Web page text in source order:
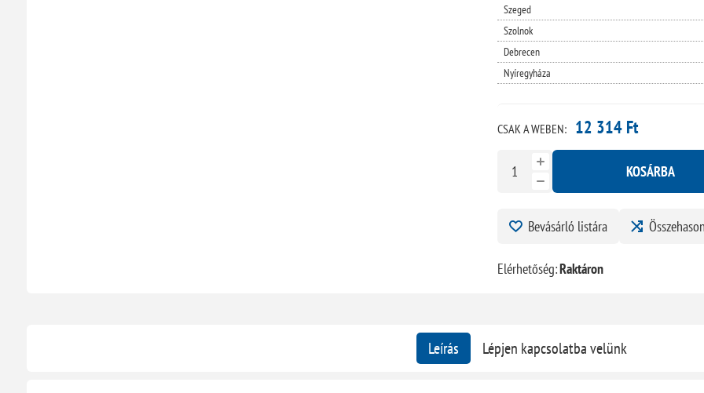
Szeged
Szolnok
Debrecen
Nyíregyháza
CSAK A WEBEN: 12 314 Ft
KOSÁRBA
Bevásárló listára
Elérhetőség:Raktáron
Leírás Lépjen kapcsolatba velünk